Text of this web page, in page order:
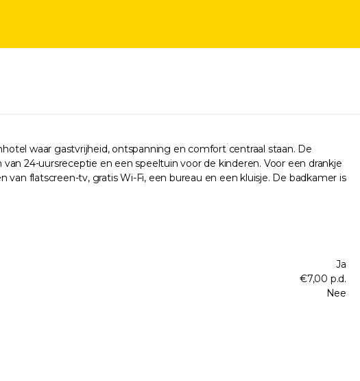
waar gastvrijheid, ontspanning en comfort centraal staan. De
24-uursreceptie en een speeltuin voor de kinderen. Voor een drankje
flatscreen-tv, gratis Wi-Fi, een bureau en een kluisje. De badkamer is
Ja
€7,00 p.d.
Nee